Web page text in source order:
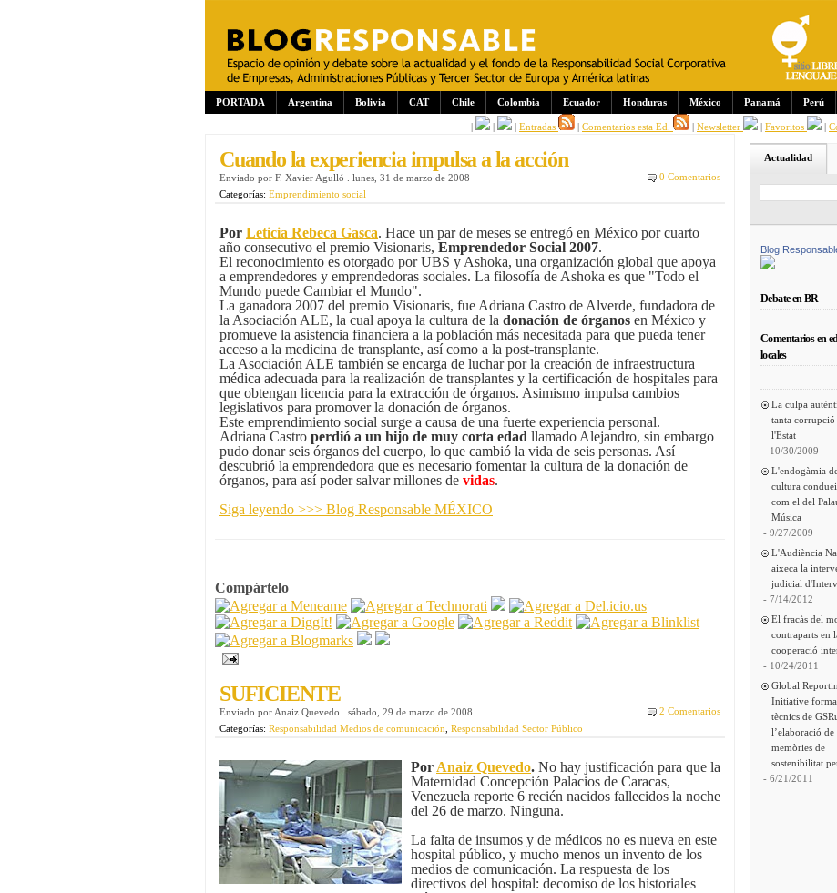
PORTADA Argentina Bolivia CAT Chile Colombia Ecuador Honduras México Panamá Perú
| | | Entradas | Comentarios esta Ed. | Newsletter | Favoritos |
Cuando la experiencia impulsa a la acción
Enviado por F. Xavier Agulló lunes, 31 de marzo de 2008
0 Comentarios
Categorías: Emprendimiento social
Por Leticia Rebeca Gasca. Hace un par de meses se entregó en México por cuarto
año consecutivo el premio Visionaris, Emprendedor Social 2007.
El reconocimiento es otorgado por UBS y Ashoka, una organización global que apoya
a emprendedores y emprendedoras sociales. La filosofía de Ashoka es que "Todo el
Mundo puede Cambiar el Mundo".
La ganadora 2007 del premio Visionaris, fue Adriana Castro de Alverde, fundadora de
la Asociación ALE, la cual apoya la cultura de la donación de órganos en México y
promueve la asistencia financiera a la población más necesitada para que pueda tener
acceso a la medicina de transplante, así como a la post-transplante.
La Asociación ALE también se encarga de luchar por la creación de infraestructura
médica adecuada para la realización de transplantes y la certificación de hospitales para
que obtengan licencia para la extracción de órganos. Asimismo impulsa cambios
legislativos para promover la donación de órganos.
Este emprendimiento social surge a causa de una fuerte experiencia personal.
Adriana Castro perdió a un hijo de muy corta edad llamado Alejandro, sin embargo
pudo donar seis órganos del cuerpo, lo que cambió la vida de seis personas. Así
descubrió la emprendedora que es necesario fomentar la cultura de la donación de
órganos, para así poder salvar millones de vidas.
Siga leyendo >>> Blog Responsable MÉXICO
Compártelo
SUFICIENTE
Enviado por Anaiz Quevedo sábado, 29 de marzo de 2008
2 Comentarios
Categorías: Responsabilidad Medios de comunicación Responsabilidad Sector Público
Por Anaiz Quevedo. No hay justificación para que la
Maternidad Concepción Palacios de Caracas,
Venezuela reporte 6 recién nacidos fallecidos la noche
del 26 de marzo. Ninguna.
La falta de insumos y de médicos no es nueva en este
hospital público, y mucho menos un invento de los
medios de comunicación. La respuesta de los
directivos del hospital: decomiso de los historiales
Actualidad
Blog
Debate en BR
Comentarios en
locales
La culpa
tanta
l'Estat
- 10/30/2009
L'endogàmia
cultura
com el del
Música
- 9/27/2009
L'Audiència
aixeca la
judicial
- 7/14/2012
El fracàs del
contraparts en
cooperació
- 10/24/2011
Global
Initiative
tècnics de
l’elaboració de
memòries de
sostenibilitat
- 6/21/2011